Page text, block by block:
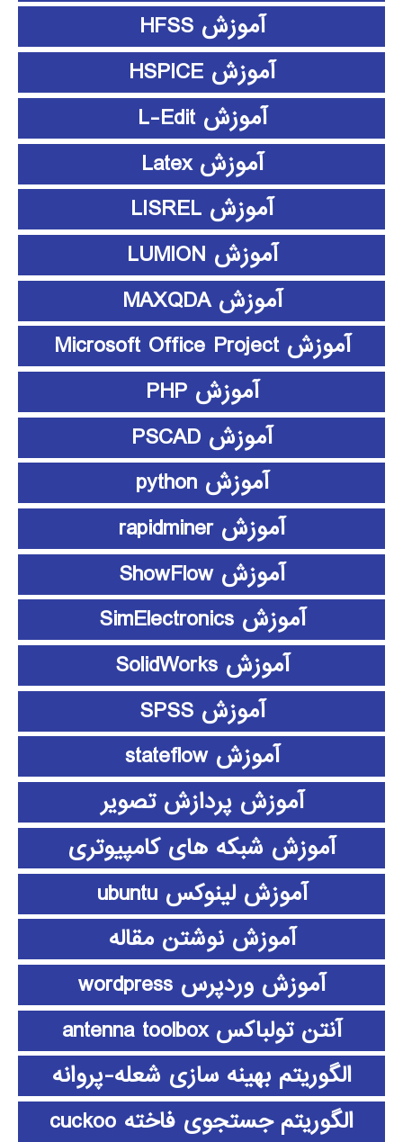
آموزش HFSS
آموزش HSPICE
آموزش L-Edit
آموزش Latex
آموزش LISREL
آموزش LUMION
آموزش MAXQDA
آموزش Microsoft Office Project
آموزش PHP
آموزش PSCAD
آموزش python
آموزش rapidminer
آموزش ShowFlow
آموزش SimElectronics
آموزش SolidWorks
آموزش SPSS
آموزش stateflow
آموزش پردازش تصویر
آموزش شبکه های کامپیوتری
آموزش لینوکس ubuntu
آموزش نوشتن مقاله
آموزش وردپرس wordpress
آنتن تولباکس antenna toolbox
الگوریتم بهینه سازی شعله-پروانه
الگوریتم جستجوی فاخته cuckoo